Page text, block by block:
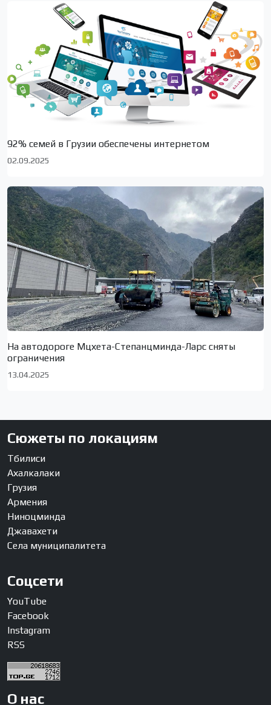
92% семей в Грузии обеспечены интернетом
02.09.2025
На автодороге Мцхета-Степанцминда-Ларс сняты
ограничения
13.04.2025
Сюжеты по локациям
Тбилиси
Ахалкалаки
Грузия
Армения
Ниноцминда
Джавахети
Села муниципалитета
Соцсети
YouTube
Facebook
Instagram
RSS
О нас